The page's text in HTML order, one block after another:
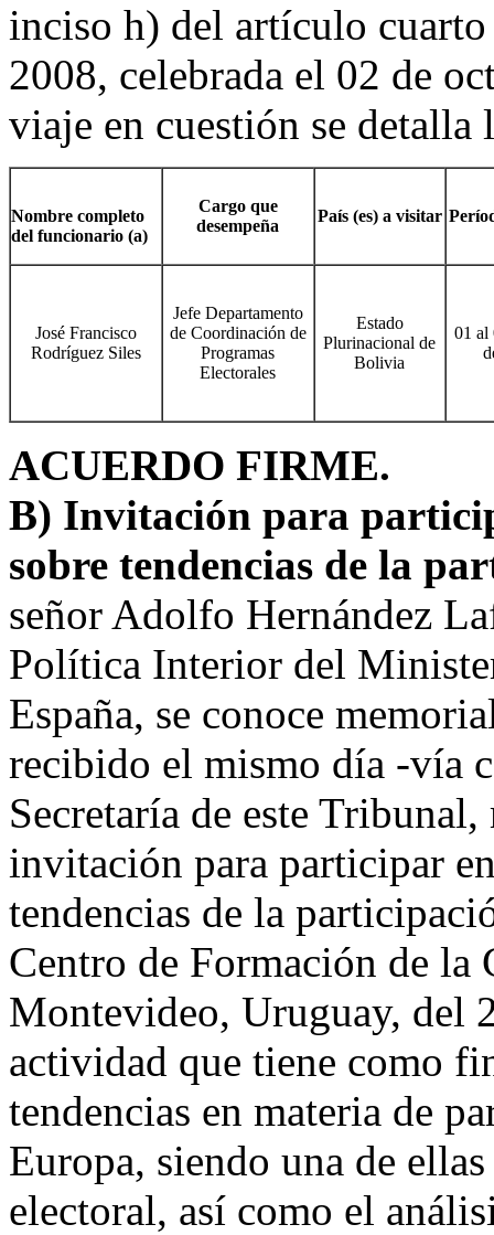
inciso h) del artículo
2008, celebrada el 02 de
viaje en cuestión se detalla
Nombre completo
del funcionario (a)
Cargo que
desempeña
País (es) a visitar
José Francisco
Rodríguez Siles
Jefe Departamento
de Coordinación de
Programas
Electorales
Estado
Plurinacional de
Bolivia
01 al
ACUERDO FIRME.
B) Invitación para
sobre tendencias de la
señor Adolfo Hernández
Política Interior del
España, se conoce
recibido el mismo día -vía
Secretaría de este
invitación para participar
tendencias de la
Centro de Formación de la
Montevideo, Uruguay, del
actividad que tiene como
tendencias en materia de
Europa, siendo una de
electoral, así como el